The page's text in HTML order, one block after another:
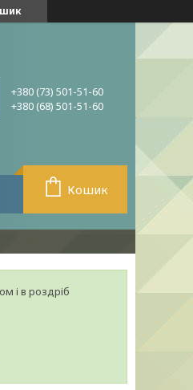
+380 (73) 501-51-60
+380 (68) 501-51-60
Кошик
і в роздріб